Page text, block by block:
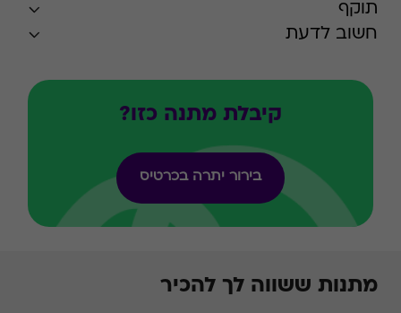
תוקף
חשוב לדעת
קיבלת מתנה כזו?
בירור יתרה בכרטיס
מתנות ששווה לך להכיר